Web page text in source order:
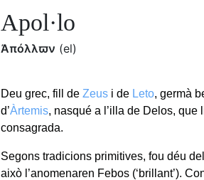
Apol·lo
Ἀπόλλϖν (el)
Deu grec, fill deZeus i de Leto, germà
d’Àrtemis, nasqué a l’illa de Delos, que
consagrada.
Segons tradicions primitives, fou déu
això l’anomenaren Febos (‘brillant’).